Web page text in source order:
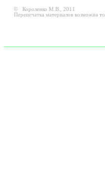
© Короленко М.В., 2011
Перепечатка материалов возможна